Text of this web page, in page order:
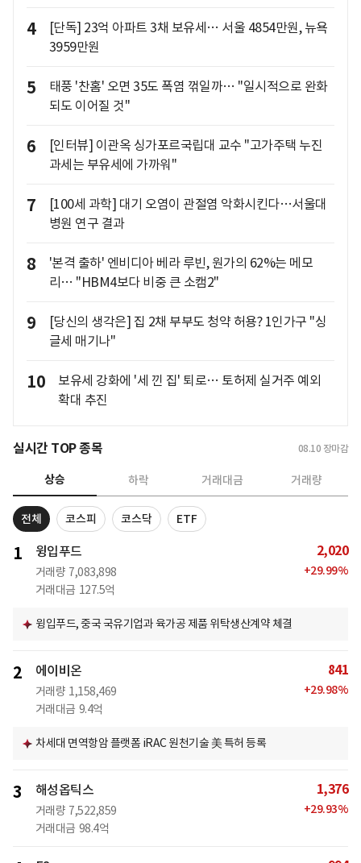
4
[단독] 23억 아파트 3채 보유세… 서울 4854만원, 뉴욕
3959만원
5
태풍 '찬홈' 오면 35도 폭염 꺾일까… "일시적으로 완화
되도 이어질 것"
6
[인터뷰] 이관옥 싱가포르국립대 교수 "고가주택 누진
과세는 부유세에 가까워"
7
[100세 과학] 대기 오염이 관절염 악화시킨다…서울대
병원 연구 결과
8
'본격 출하' 엔비디아 베라 루빈, 원가의 62%는 메모
리… "HBM4보다 비중 큰 소캠2"
9
[당신의 생각은] 집 2채 부부도 청약 허용? 1인가구 "싱
글세 매기나"
10
보유세 강화에 '세 낀 집' 퇴로… 토허제 실거주 예외
확대 추진
실시간 TOP 종목 08.10 장마감
상승 하락 거래대금 거래량
전체 코스피 코스닥 ETF
1 윙입푸드
거래량 7,083,898
거래대금 127.5억
2,020
+29.99%
윙입푸드, 중국 국유기업과 육가공 제품 위탁생산계약 체결
2 에이비온
거래량 1,158,469
거래대금 9.4억
841
+29.98%
차세대 면역항암 플랫폼 iRAC 원천기술 美 특허 등록
3 해성옵틱스
거래량 7,522,859
거래대금 98.4억
1,376
+29.93%